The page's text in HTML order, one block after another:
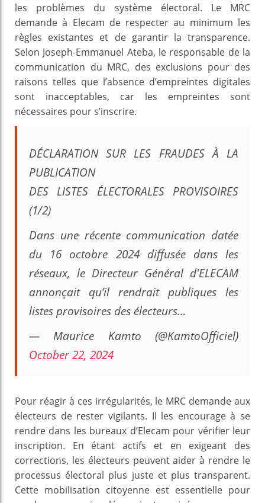
les problèmes du système électoral. Le MRC
demande à Elecam de respecter au minimum les
règles existantes et de garantir la transparence.
Selon Joseph-Emmanuel Ateba, le responsable de la
communication du MRC, des exclusions pour des
raisons telles que l’absence d’empreintes digitales
sont inacceptables, car les empreintes sont
nécessaires pour s’inscrire.
DÉCLARATION SUR LES FRAUDES À LA
PUBLICATION
DES LISTES ÉLECTORALES PROVISOIRES
(1/2)
Dans une récente communication datée
du 16 octobre 2024 diffusée dans les
réseaux, le Directeur Général d'ELECAM
annonçait qu’il rendrait publiques les
listes provisoires des électeurs…
— Maurice Kamto (@KamtoOfficiel)
October 22, 2024
Pour réagir à ces irrégularités, le MRC demande aux
électeurs de rester vigilants. Il les encourage à se
rendre dans les bureaux d’Elecam pour vérifier leur
inscription. En étant actifs et en exigeant des
corrections, les électeurs peuvent aider à rendre le
processus électoral plus juste et plus transparent.
Cette mobilisation citoyenne est essentielle pour